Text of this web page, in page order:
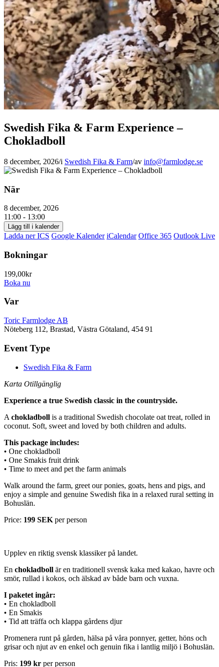
Swedish Fika & Farm Experience –
Chokladboll
8 december, 2026/i Swedish Fika & Farm/av info@farmlodge.se
När
8 december, 2026
11:00 - 13:00
Lägg till i kalender
Ladda ner ICS Google Kalender iCalendar Office 365 Outlook Live
Bokningar
199,00kr
Boka nu
Var
Toric Farmlodge AB
Nöteberg 112, Brastad, Västra Götaland, 454 91
Event Type
Swedish Fika & Farm
Karta Otillgänglig
Experience a true Swedish classic in the countryside.
A chokladboll is a traditional Swedish chocolate oat treat, rolled in
coconut. Soft, sweet and loved by both children and adults.
This package includes:
• One chokladboll
• One Smakis fruit drink
• Time to meet and pet the farm animals
Walk around the farm, greet our ponies, goats, hens and pigs, and
enjoy a simple and genuine Swedish fika in a relaxed rural setting in
Bohuslän.
Price: 199 SEK per person
Upplev en riktig svensk klassiker på landet.
En chokladboll är en traditionell svensk kaka med kakao, havre och
smör, rullad i kokos, och älskad av både barn och vuxna.
I paketet ingår:
• En chokladboll
• En Smakis
• Tid att träffa och klappa gårdens djur
Promenera runt på gården, hälsa på våra ponnyer, getter, höns och
grisar och njut av en enkel och genuin fika i lantlig miljö i Bohuslän.
Pris: 199 kr per person